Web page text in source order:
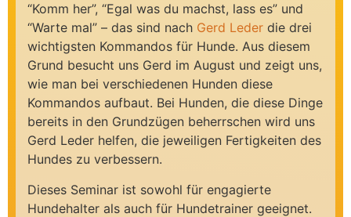
“Komm her”, “Egal was du machst, lass es” und
“Warte mal” – das sind nach Gerd Leder die drei
wichtigsten Kommandos für Hunde. Aus diesem
Grund besucht uns Gerd im August und zeigt uns,
wie man bei verschiedenen Hunden diese
Kommandos aufbaut. Bei Hunden, die diese Dinge
bereits in den Grundzügen beherrschen wird uns
Gerd Leder helfen, die jeweiligen Fertigkeiten des
Hundes zu verbessern.
Dieses Seminar ist sowohl für engagierte
Hundehalter als auch für Hundetrainer geeignet.